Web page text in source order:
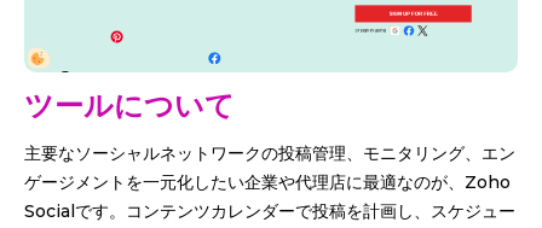
ツールについて
主要なソーシャルネットワークの投稿管理、モニタリング、エン
ゲージメントを一元化したい企業や代理店に最適なのが、Zoho
Socialです。コンテンツカレンダーで投稿を計画し、スケジュー